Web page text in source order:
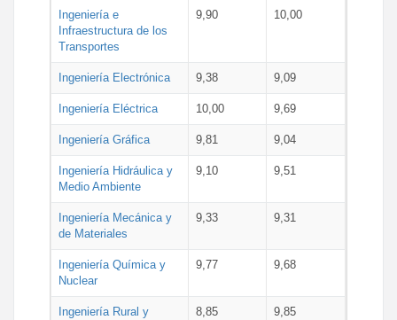
Ingeniería e
Infraestructura de los
Transportes
9,90 10,00
Ingeniería Electrónica 9,38 9,09
Ingeniería Eléctrica 10,00 9,69
Ingeniería Gráfica 9,81 9,04
Ingeniería Hidráulica y
Medio Ambiente
9,10 9,51
Ingeniería Mecánica y
de Materiales
9,33 9,31
Ingeniería Química y
Nuclear
9,77 9,68
Ingeniería Rural y
8,85 9,85